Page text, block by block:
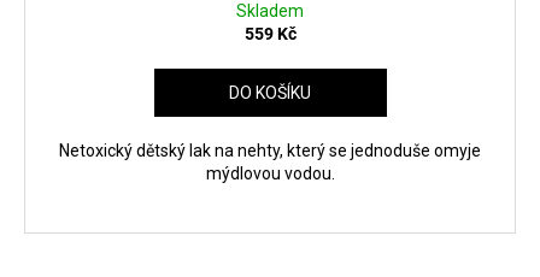
Skladem
559 Kč
DO KOŠÍKU
Netoxický dětský lak na nehty, který se jednoduše omyje
mýdlovou vodou.